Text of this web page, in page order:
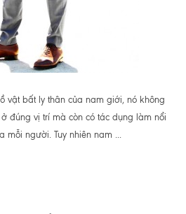
vật bất ly thân của nam giới, nó không
đúng vị trí mà còn có tác dụng làm nổi
mỗi người. Tuy nhiên nam ...